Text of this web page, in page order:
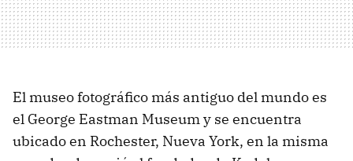
El museo fotográfico más antiguo del mundo es
el George Eastman Museum y se encuentra
ubicado en Rochester, Nueva York, en la misma